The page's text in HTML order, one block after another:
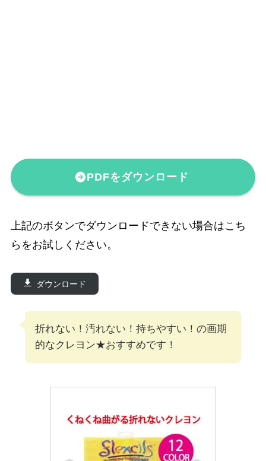
PDFをダウンロード
上記のボタンでダウンロードできない場合はこち
らをお試しください。
ダウンロード
折れない！汚れない！持ちやすい！の画期
的なクレヨン★おすすめです！